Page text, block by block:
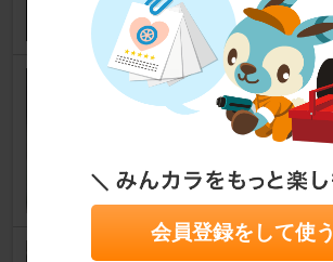
0
シフト交換
147 [937系]
tsuyoGさん
会員登録をして使う